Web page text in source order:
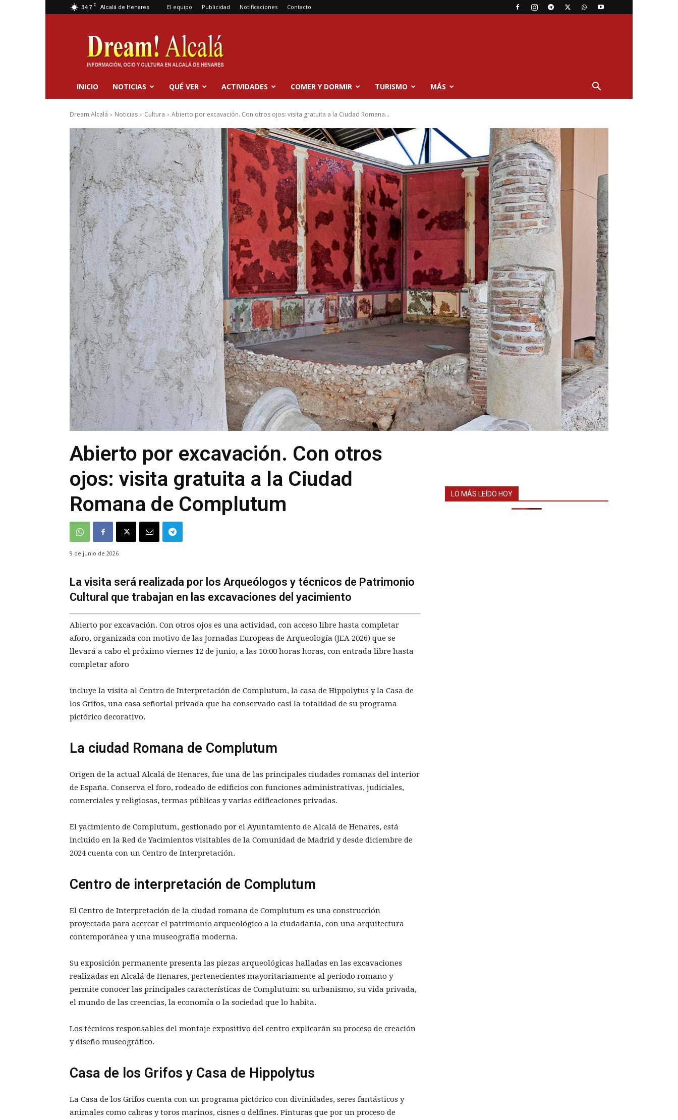
34.7 C Alcalá de Henares El equipo Publicidad Notificaciones Contacto
Dream
Alcalá
INICIO NOTICIAS QUÉ VER ACTIVIDADES COMER Y DORMIR TURISMO MÁS
Dream Alcalá Noticias Cultura Abierto por excavación. Con otros ojos: visita gratuita a la Ciudad Romana...
Abierto por excavación. Con otros
ojos: visita gratuita a la Ciudad
Romana de Complutum
9 de junio de 2026
La visita será realizada por los Arqueólogos y técnicos de Patrimonio
Cultural que trabajan en las excavaciones del yacimiento
Abierto por excavación. Con otros ojos es una actividad, con acceso libre hasta completar
aforo, organizada con motivo de las Jornadas Europeas de Arqueología (JEA 2026) que se
llevará a cabo el próximo viernes 12 de junio, a las 10:00 horas horas, con entrada libre hasta
completar aforo
incluye la visita al Centro de Interpretación de Complutum, la casa de Hippolytus y la Casa de
los Grifos, una casa señorial privada que ha conservado casi la totalidad de su programa
pictórico decorativo.
La ciudad Romana de Complutum
Origen de la actual Alcalá de Henares, fue una de las principales ciudades romanas del interior
de España. Conserva el foro, rodeado de edificios con funciones administrativas, judiciales,
comerciales y religiosas, termas públicas y varias edificaciones privadas.
El yacimiento de Complutum, gestionado por el Ayuntamiento de Alcalá de Henares, está
incluido en la Red de Yacimientos visitables de la Comunidad de Madrid y desde diciembre de
2024 cuenta con un Centro de Interpretación.
Centro de interpretación de Complutum
El Centro de Interpretación de la ciudad romana de Complutum es una construcción
proyectada para acercar el patrimonio arqueológico a la ciudadanía, con una arquitectura
contemporánea y una museografía moderna.
Su exposición permanente presenta las piezas arqueológicas halladas en las excavaciones
realizadas en Alcalá de Henares, pertenecientes mayoritariamente al período romano y
permite conocer las principales características de Complutum: su urbanismo, su vida privada,
el mundo de las creencias, la economía o la sociedad que lo habita.
Los técnicos responsables del montaje expositivo del centro explicarán su proceso de creación
y diseño museográfico.
Casa de los Grifos y Casa de Hippolytus
La Casa de los Grifos cuenta con un programa pictórico con divinidades, seres fantásticos y
animales como cabras y toros marinos, cisnes o delfines. Pinturas que por un proceso de
LO MÁS LEÍDO HOY